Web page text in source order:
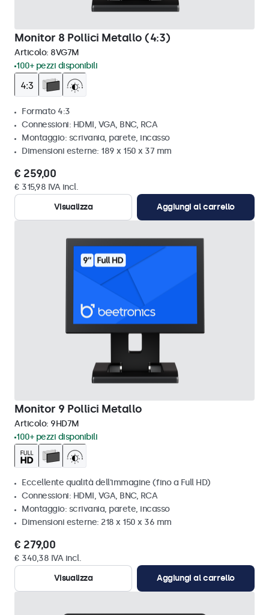
Monitor 8 Pollici Metallo (4:3)
Articolo: 8VG7M
100+ pezzi disponibili
Formato 4:3
Connessioni: HDMI, VGA, BNC, RCA
Montaggio: scrivania, parete, incasso
Dimensioni esterne: 189 x 150 x 37 mm
€ 259,00
€ 315,98 IVA incl.
Visualizza
Aggiungi al carrello
Monitor 9 Pollici Metallo
Articolo: 9HD7M
100+ pezzi disponibili
Eccellente qualità dell'immagine (fino a Full HD)
Connessioni: HDMI, VGA, BNC, RCA
Montaggio: scrivania, parete, incasso
Dimensioni esterne: 218 x 150 x 36 mm
€ 279,00
€ 340,38 IVA incl.
Visualizza
Aggiungi al carrello